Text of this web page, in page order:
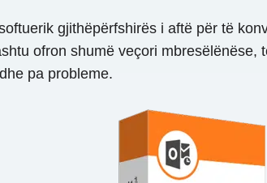
gjithëpërfshirës i aftë për të
ofron shumë veçori
pa probleme.